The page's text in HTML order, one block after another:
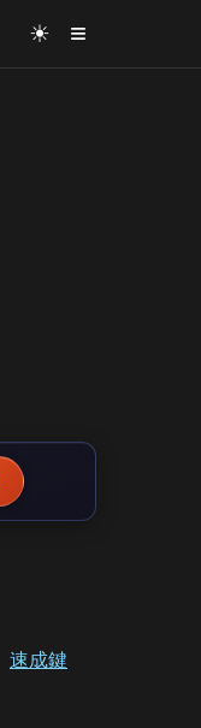
☀ ≡
速成鍵